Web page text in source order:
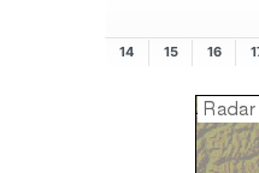
14 15 16